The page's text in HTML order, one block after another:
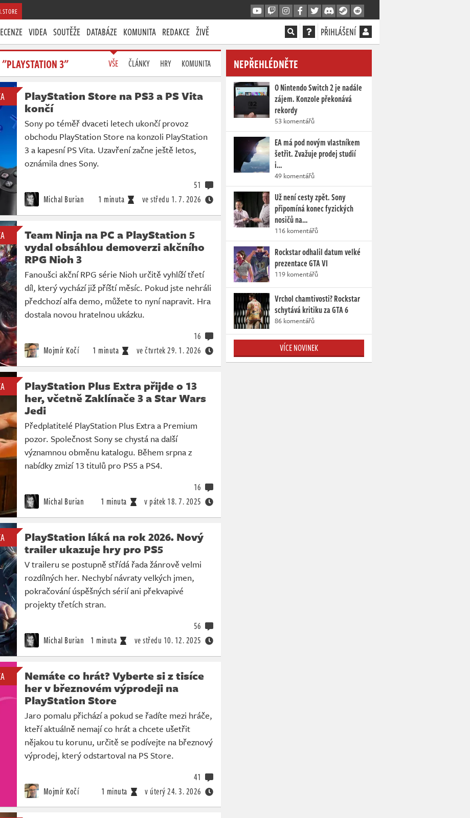
VIDEA SOUTĚŽE DATABÁZE KOMUNITA REDAKCE ŽIVĚ PŘIHLÁŠENÍ
"PLAYSTATION 3" VŠE ČLÁNKY HRY KOMUNITA
PlayStation Store na PS3 a PS Vita
končí
Sony po téměř dvaceti letech ukončí provoz
obchodu PlayStation Store na konzoli PlayStation
3 a kapesní PS Vita. Uzavření začne ještě letos,
oznámila dnes Sony.
Michal Burian 1 minuta ve středu 1. 7. 2026
51
Team Ninja na PC a PlayStation 5
vydal obsáhlou demoverzi akčního
RPG Nioh 3
Fanoušci akční RPG série Nioh určitě vyhlíží třetí
díl, který vychází již příští měsíc. Pokud jste nehráli
předchozí alfa demo, můžete to nyní napravit. Hra
dostala novou hratelnou ukázku.
Mojmír Kočí 1 minuta ve čtvrtek29. 1. 2026
16
PlayStation Plus Extra přijde o 13
her, včetně Zaklínače 3 a Star Wars
Jedi
Předplatitelé PlayStation Plus Extra a Premium
pozor. Společnost Sony se chystá na další
významnou obměnu katalogu. Během srpna z
nabídky zmizí 13 titulů pro PS5 a PS4.
Michal Burian 1 minuta v pátek 18. 7. 2025
16
PlayStation láká na rok 2026. Nový
trailer ukazuje hry pro PS5
V traileru se postupně střídá řada žánrově velmi
rozdílných her. Nechybí návraty velkých jmen,
pokračování úspěšných sérií ani překvapivé
projekty třetích stran.
Michal Burian 1 minuta ve středu 10. 12. 2025
56
Nemáte co hrát? Vyberte si z tisíce
her v březnovém výprodeji na
PlayStation Store
Jaro pomalu přichází a pokud se řadíte mezi hráče,
kteří aktuálně nemají co hrát a chcete ušetřit
nějakou tu korunu, určitě se podívejte na březnový
výprodej, který odstartoval na PS Store.
Mojmír Kočí 1 minuta v úterý24. 3. 2026
41
NEPŘEHLÉDNĚTE
O Nintendo Switch 2 je nadále
zájem. Konzole překonává
rekordy
53 komentářů
EA má pod novým vlastníkem
šetřit. Zvažuje prodej studií
i…
49 komentářů
Už není cesty zpět. Sony
připomíná konec fyzických
nosičů na…
116 komentářů
Rockstar odhalil datum velké
prezentace GTA VI
119 komentářů
Vrchol chamtivosti? Rockstar
schytává kritiku za GTA 6
86 komentářů
VÍCE NOVINEK